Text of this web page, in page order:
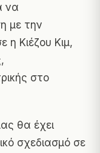
να
με την
η Κιέζου Κιμ,
στο
θα έχει
σχεδιασμό σε